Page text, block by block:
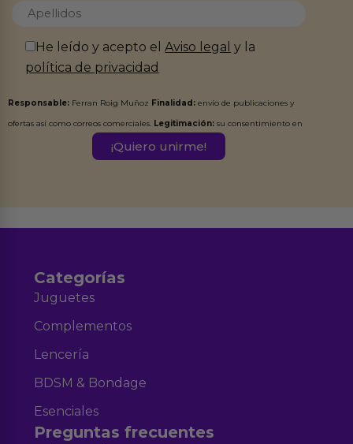
He leído y acepto elAviso legal y la
política de privacidad
Responsable: Ferran Roig Muñoz Finalidad: envío de publicaciones y
ofertas así como correos comerciales. Legitimación: su consentimiento en
Destinatarios:Ferran Roig Muñoz. Podrás ejercer tus
Categorías
Juguetes
Complementos
Lencería
BDSM & Bondage
Esenciales
Preguntas frecuentes